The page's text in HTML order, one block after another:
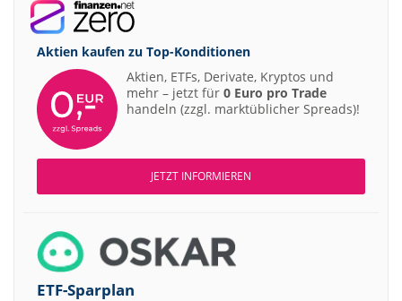
Aktien kaufen zu Top-Konditionen
Aktien, ETFs, Derivate, Kryptos und
mehr – jetzt für 0 Euro pro Trade
handeln (zzgl. marktüblicher Spreads)!
JETZT INFORMIEREN
ETF-Sparplan